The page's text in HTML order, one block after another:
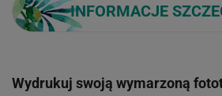
INFORMACJE
Wydrukuj swoją wymarzoną